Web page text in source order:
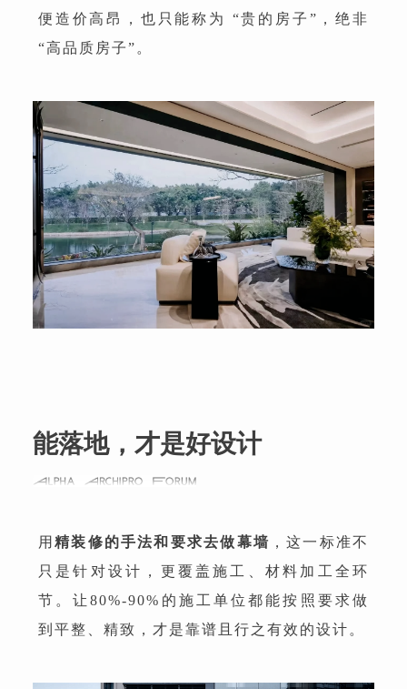
便造价高昂，也只能称为 “贵的房子”，绝非
“高品质房子”。
能落地，才是好设计
用精装修的手法和要求去做幕墙 ，这一标准不
只是针对设计，更覆盖施工、材料加工全环
节。让80%-90%的施工单位都能按照要求做
到平整、精致，才是靠谱且行之有效的设计。